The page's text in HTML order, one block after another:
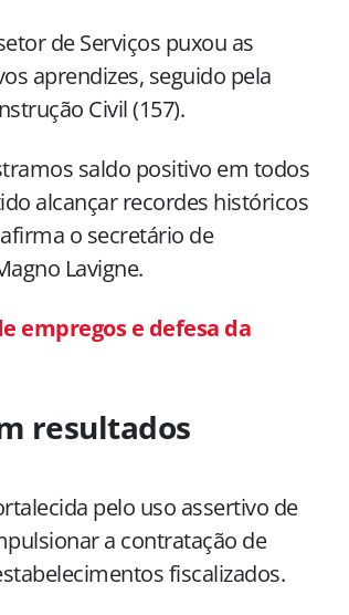
de Serviços puxou as
aprendizes, seguido pela
Civil (157).
saldo positivo em todos
alcançar recordes históricos
o secretário de
Lavigne.
empregos e defesa da
resultados
pelo uso assertivo de
a contratação de
fiscalizados.